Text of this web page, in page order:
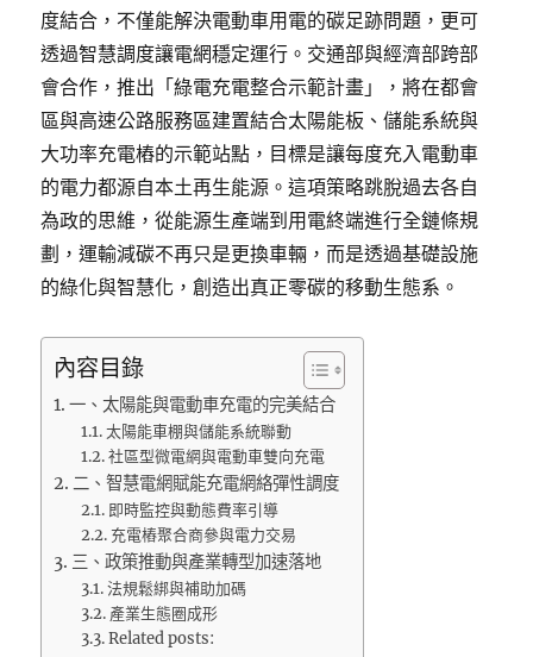
度結合，不僅能解決電動車用電的碳足跡問題，更可
透過智慧調度讓電網穩定運行。交通部與經濟部跨部
會合作，推出「綠電充電整合示範計畫」，將在都會
區與高速公路服務區建置結合太陽能板、儲能系統與
大功率充電樁的示範站點，目標是讓每度充入電動車
的電力都源自本土再生能源。這項策略跳脫過去各自
為政的思維，從能源生產端到用電終端進行全鏈條規
劃，運輸減碳不再只是更換車輛，而是透過基礎設施
的綠化與智慧化，創造出真正零碳的移動生態系。
內容目錄
一、太陽能與電動車充電的完美結合
太陽能車棚與儲能系統聯動
社區型微電網與電動車雙向充電
二、智慧電網賦能充電網絡彈性調度
即時監控與動態費率引導
充電樁聚合商參與電力交易
三、政策推動與產業轉型加速落地
法規鬆綁與補助加碼
產業生態圈成形
Related posts: